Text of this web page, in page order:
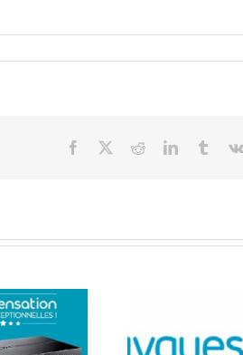
Facebook RedditLinkedInTumblr